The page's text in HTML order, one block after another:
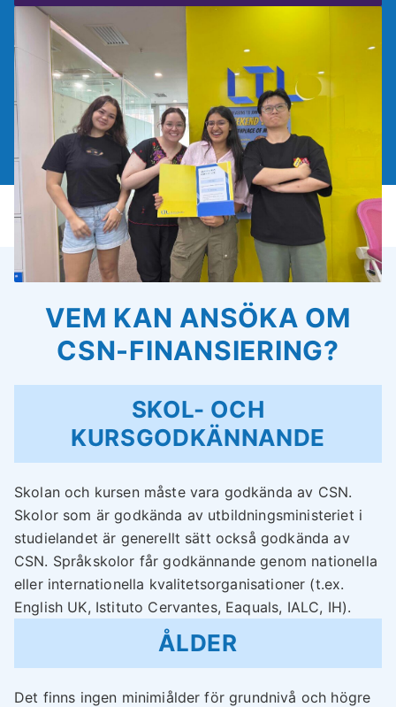
VEM KAN ANSÖKA OM
CSN-FINANSIERING?
SKOL- OCH
KURSGODKÄNNANDE
Skolan och kursen måste vara godkända av CSN.
Skolor som är godkända av utbildningsministeriet i
studielandet är generellt sätt också godkända av
CSN. Språkskolor får godkännande genom nationella
eller internationella kvalitetsorganisationer (t.ex.
English UK, Istituto Cervantes, Eaquals, IALC, IH).
ÅLDER
Det finns ingen minimiålder för grundnivå och högre